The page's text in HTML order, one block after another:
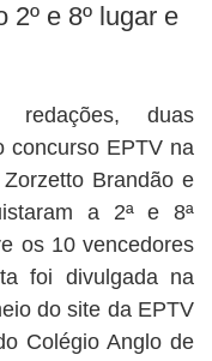
2º e 8º lugar e
duas
concurso EPTV na
Brandão e
a 2ª e 8ª
os 10 vencedores
foi divulgada na
do site da EPTV
Colégio Anglo de